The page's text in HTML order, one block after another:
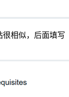
相似，后面填写